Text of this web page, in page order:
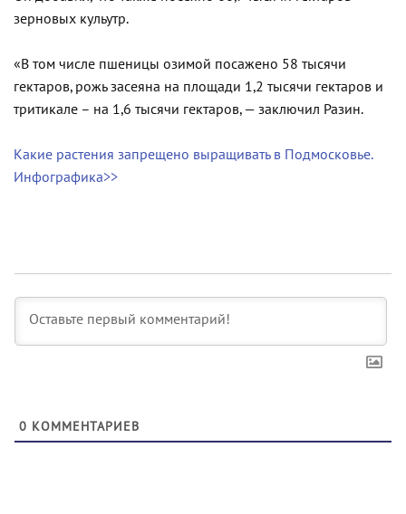
зерновых кульутр.
«В том числе пшеницы озимой посажено 58 тысячи
гектаров, рожь засеяна на площади 1,2 тысячи гектаров и
тритикале – на 1,6 тысячи гектаров, — заключил Разин.
Какие растения запрещено выращивать в Подмосковье.
Инфографика>>
0 КОММЕНТАРИЕВ